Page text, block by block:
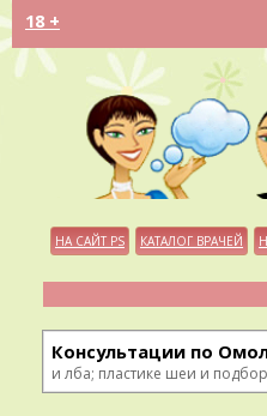
18 +
НА САЙТ PS КАТАЛОГ ВРАЧЕЙ
Консультации по
и лба; пластике шеи и